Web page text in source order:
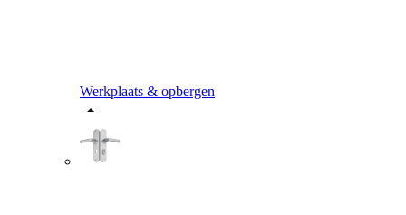
Werkplaats & opbergen